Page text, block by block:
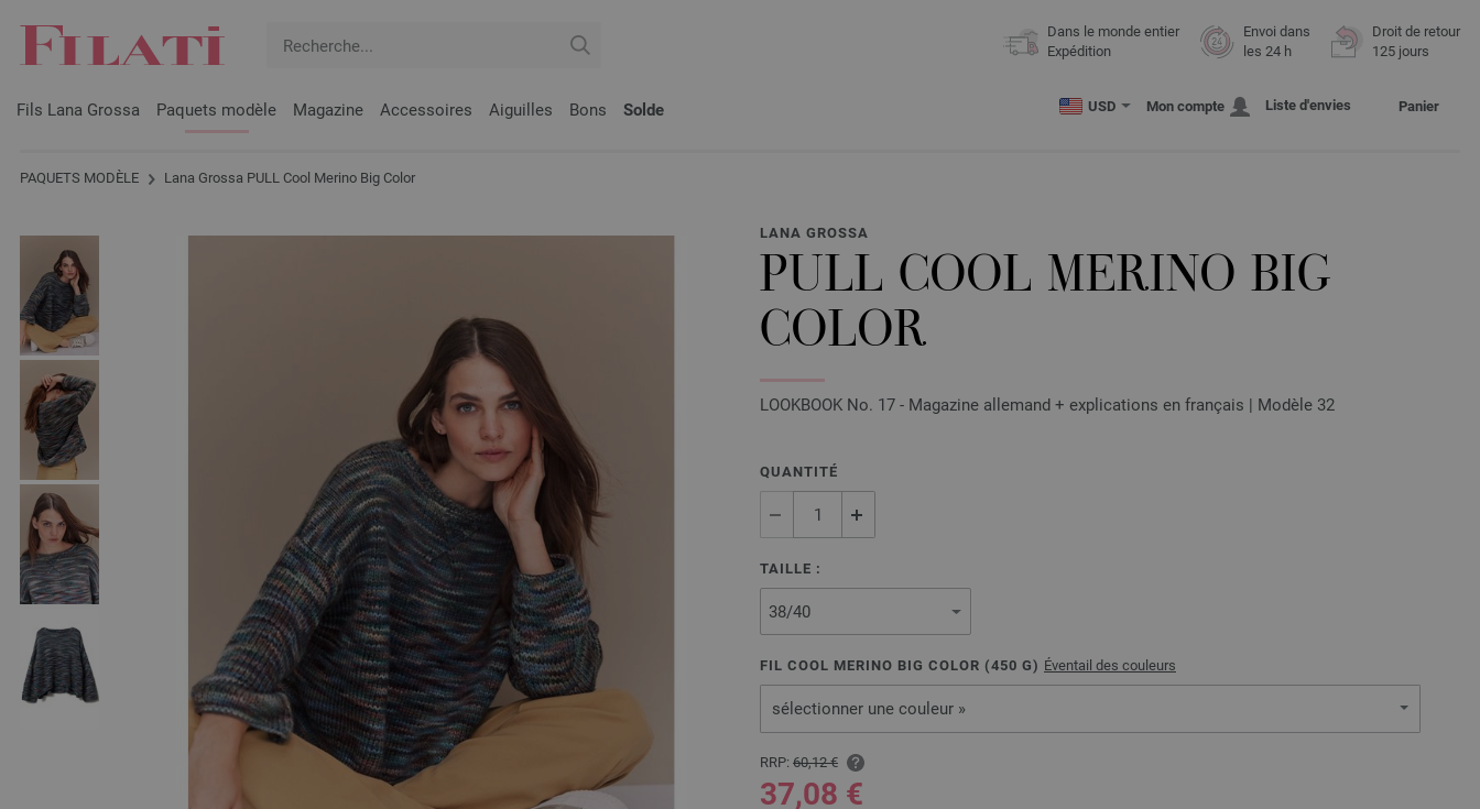
Dans le monde entier
Expédition
Envoi dans
les 24 h
Droit de retour
125 jours
Fils Lana Grossa Paquets modèle Magazine Accessoires Aiguilles Bons Solde USD Mon compte Liste d'envies Panier
PAQUETS MODÈLE Lana Grossa PULL Cool Merino Big Color
LANA GROSSA
PULL COOL MERINO BIG
COLOR
LOOKBOOK No. 17 - Magazine allemand + explications en français | Modèle 32
QUANTITÉ
TAILLE :
FIL COOL MERINO BIG COLOR (450 G) Éventail des couleurs
sélectionner une couleur »
RRP: 60,12 €
37,08 €